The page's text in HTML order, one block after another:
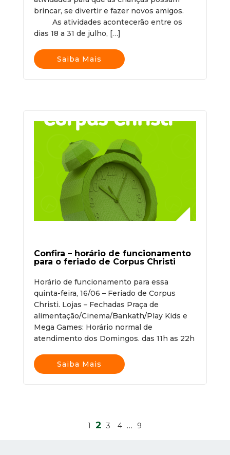
brincar, se divertir e fazer novos amigos.
As atividades acontecerão entre os
dias 18 a 31 de julho, […]
Saiba Mais
Confira – horário de funcionamento
para o feriado de Corpus Christi
Horário de funcionamento para essa
quinta-feira, 16/06 – Feriado de Corpus
Christi. Lojas – Fechadas Praça de
alimentação/Cinema/Bankath/Play Kids e
Mega Games: Horário normal de
atendimento dos Domingos. das 11h as 22h
Saiba Mais
1 2 3 4 … 9